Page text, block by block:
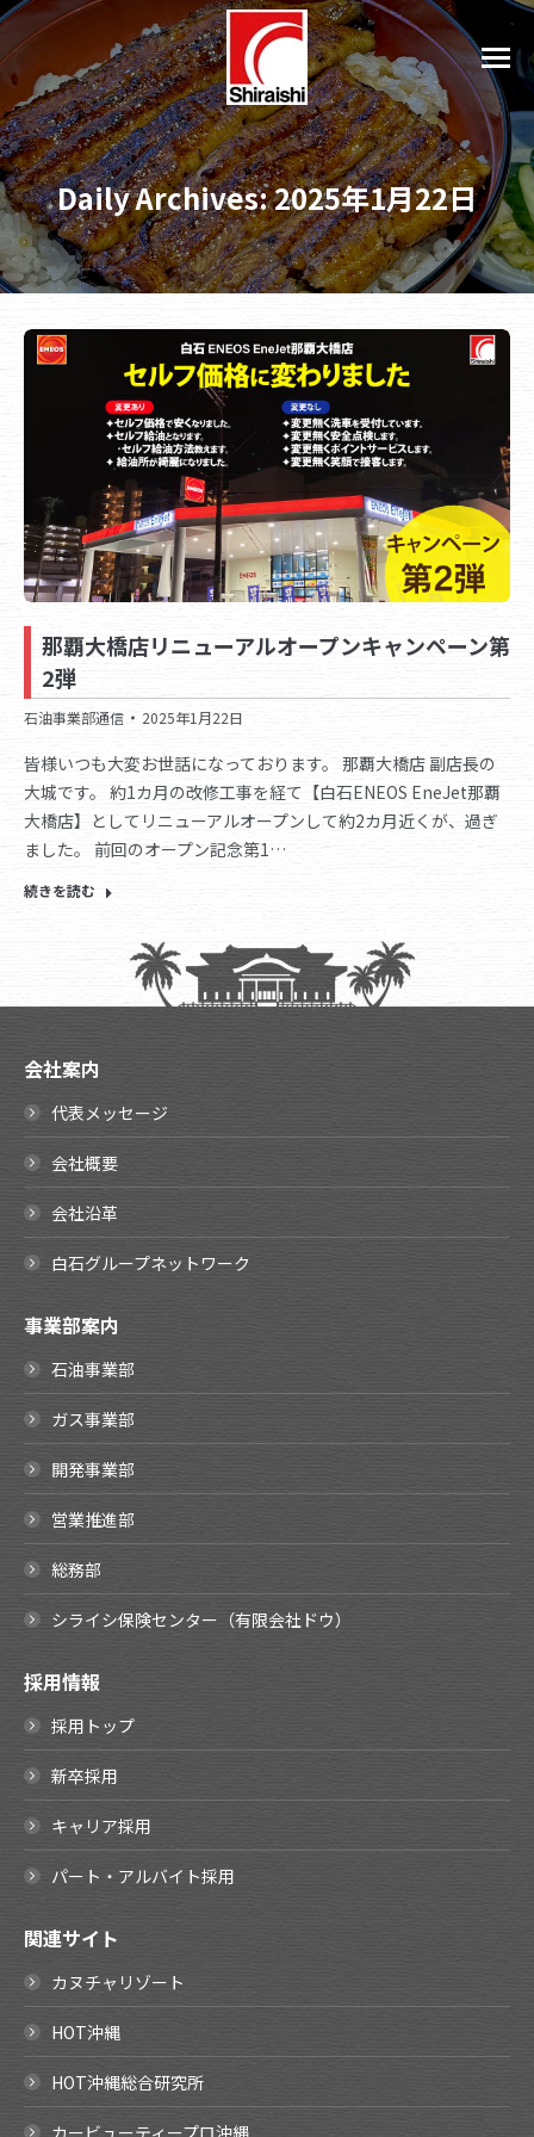
Daily Archives:2025年1月22日
那覇大橋店リニューアルオープンキャンペーン第
2弾
石油事業部通信 2025年1月22日
皆様いつも大変お世話になっております。 那覇大橋店 副店長の
大城です。 約1カ月の改修工事を経て【白石ENEOS EneJet那覇
大橋店】としてリニューアルオープンして約2カ月近くが、過ぎ
ました。 前回のオープン記念第1…
続きを読む
会社案内
代表メッセージ
会社概要
会社沿革
白石グループネットワーク
事業部案内
石油事業部
ガス事業部
開発事業部
営業推進部
総務部
シライシ保険センター（有限会社ドウ）
採用情報
採用トップ
新卒採用
キャリア採用
パート・アルバイト採用
関連サイト
カヌチャリゾート
HOT沖縄
HOT沖縄総合研究所